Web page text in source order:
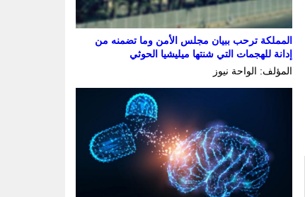
المملكة ترحب ببيان مجلس الأمن وما تضمنه من
إدانة للهجمات التي شنتها ميليشيا الحوثي
المؤلف: الواحة نيوز